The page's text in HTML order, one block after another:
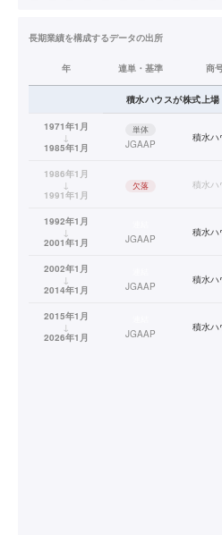
長期業績を構成するデータの出所
年 連単・基準 商
積水ハウスが株式上場
1971年1月
↓
1985年1月
単体
JGAAP
積水ハ
1986年1月
↓
1991年1月
欠落 積水ハ
1992年1月
↓
2001年1月
JGAAP
積水ハ
2002年1月
↓
2014年1月
JGAAP
積水ハ
2015年1月
↓
2026年1月
JGAAP
積水ハ